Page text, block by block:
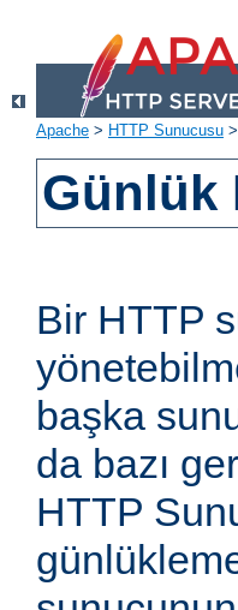
Apache > HTTP Sunucusu >
Günlük
Bir HTTP
başka
da bazı
HTTP